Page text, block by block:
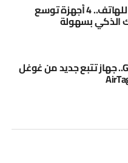
ملحقات USB-C للهاتف.. 4 أجهزة توسع
الذكي بسهولة
Google Pixel Tag.. جهاز تتبع جديد من غوغل